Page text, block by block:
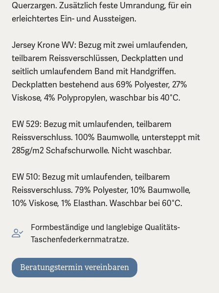
Querzargen. Zusätzlich feste Umrandung, für ein
erleichtertes Ein- und Aussteigen.
Jersey Krone WV: Bezug mit zwei umlaufenden,
teilbarem Reissverschlüssen, Deckplatten und
seitlich umlaufendem Band mit Handgriffen.
Deckplatten bestehend aus 69% Polyester, 27%
Viskose, 4% Polypropylen, waschbar bis 40°C.
EW 529: Bezug mit umlaufenden, teilbarem
Reissverschluss. 100% Baumwolle, untersteppt mit
285g/m2 Schafschurwolle. Nicht waschbar.
EW 510: Bezug mit umlaufenden, teilbarem
Reissverschluss. 79% Polyester, 10% Baumwolle,
10% Viskose, 1% Elasthan. Waschbar bei 60°C.
Formbeständige und langlebige Qualitäts-
Taschenfederkernmatratze.
Beratungstermin vereinbaren